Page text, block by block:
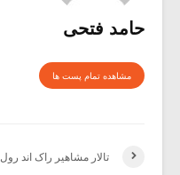
حامد فتحی
مشاهده تمام پست ها
تالار مشاهیر راک اند رول